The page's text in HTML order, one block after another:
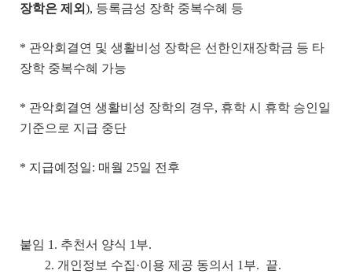
장학은 제외 ), 등록금성 장학 중복수혜 등
* 관악회결연 및 생활비성 장학은 선한인재장학금 등 타
장학 중복수혜 가능
* 관악회결연 생활비성 장학의 경우, 휴학 시 휴학 승인일
기준으로 지급 중단
* 지급예정일: 매월 25일 전후
붙임 1. 추천서 양식 1부.
2. 개인정보 수집·이용 제공 동의서 1부. 끝.